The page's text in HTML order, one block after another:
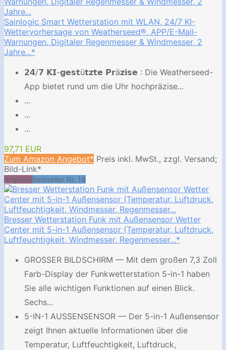
Sainlogic Smart Wetterstation mit WLAN, 24/7 KI-
Wettervorhersage von Weatherseed®, APP/E-Mail-
Warnungen, Digitaler Regenmesser & Windmesser, 2
Jahre...*
𝟮𝟰/𝟳 𝗞𝗜-𝗴𝗲𝘀𝘁ü𝘁𝘇𝘁𝗲 𝗣𝗿ä𝘇𝗶𝘀𝗲 : Die Weatherseed-
App bietet rund um die Uhr hochpräzise...
...
...
...
97,71 EUR
Zum Amazon Angebot* Preis inkl. MwSt., zzgl. Versand;
Bild-Link*
AngebotBestseller Nr. 18
Bresser Wetterstation Funk mit Außensensor Wetter
Center mit 5-in-1 Außensensor (Temperatur, Luftdruck,
Luftfeuchtigkeit, Windmesser, Regenmesser...*
GROSSER BILDSCHIRM — Mit dem großen 7,3 Zoll
Farb-Display der Funkwetterstation 5-in-1 haben
Sie alle wichtigen Funktionen auf einen Blick.
Sechs...
5-IN-1 AUSSENSENSOR — Der 5-in-1 Außensensor
zeigt Ihnen aktuelle Informationen über die
Temperatur, Luftfeuchtigkeit, Luftdruck,